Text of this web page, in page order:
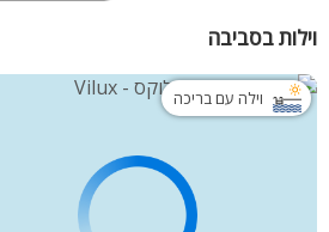
וילות בסביבה
וילה עם בריכה